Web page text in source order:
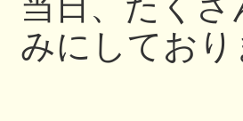
みにしており